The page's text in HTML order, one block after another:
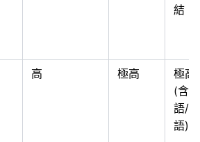
結
高 極高
極高
(含台
語/粵
語)